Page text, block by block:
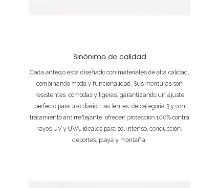
Sinónimo de calidad
Cada anteojo está diseñado con materiales de alta calidad,
combinando moda y funcionalidad. Sus monturas son
resistentes, cómodas y ligeras, garantizando un ajuste
perfecto para uso diario. Las lentes, de categoría 3 y con
tratamiento antirreflejante, ofrecen protección 100% contra
rayos UV y UVA, ideales para sol intenso, conducción,
deportes, playa y montaña.